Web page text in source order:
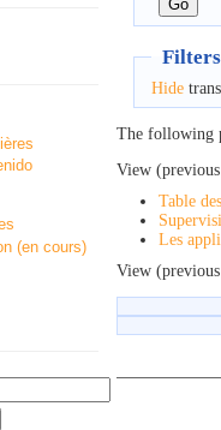
Filters
Hide
The following
View
Table
Les
View
(en cours)